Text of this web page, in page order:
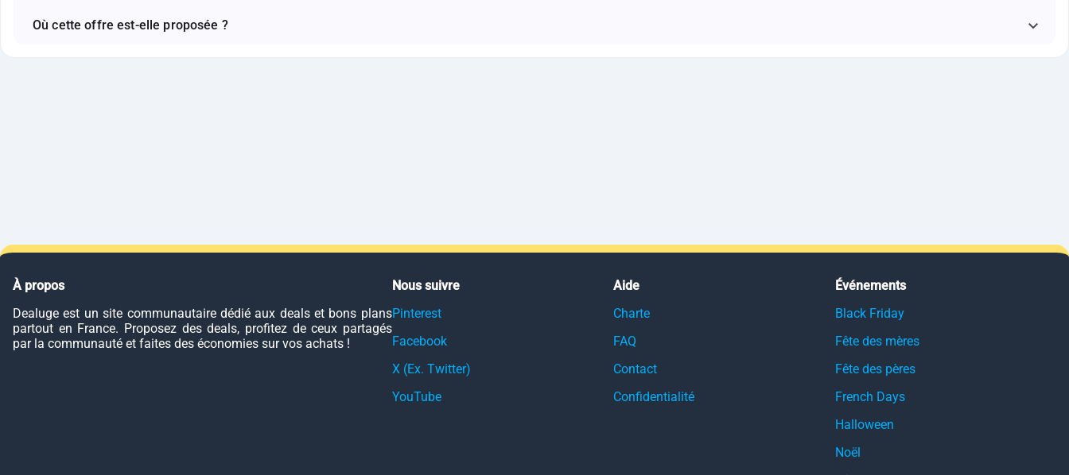
Où cette offre est-elle proposée ?
À propos
Dealuge est un site communautaire dédié aux deals et bons plans
partout en France. Proposez des deals, profitez de ceux partagés
par la communauté et faites des économies sur vos achats !
Nous suivre
Pinterest
Facebook
X (Ex. Twitter)
YouTube
Aide
Charte
FAQ
Contact
Confidentialité
Événements
Black Friday
Fête des mères
Fête des pères
French Days
Halloween
Noël